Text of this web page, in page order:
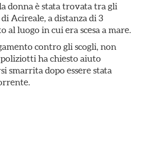
donna è stata trovata tra gli
Acireale, a distanza di 3
al luogo in cui era scesa a mare.
contro gli scogli, non
ha chiesto aiuto
smarrita dopo essere stata